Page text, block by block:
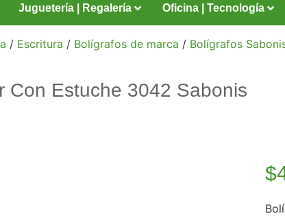
Juguetería | Regalería Oficina | Tecnología
/ Escritura / Bolígrafos de marca / Bolígrafos
Con Estuche 3042 Sabonis
$